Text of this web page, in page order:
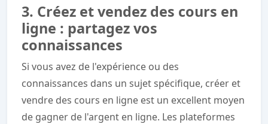
3. Créez et vendez des cours en
ligne : partagez vos
connaissances
Si vous avez de l'expérience ou des
connaissances dans un sujet spécifique, créer et
vendre des cours en ligne est un excellent moyen
de gagner de l'argent en ligne. Les plateformes